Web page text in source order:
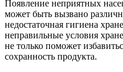
Появление неприятных
может быть вызвано
недостаточная гигиена
неправильные условия
не только поможет
сохранность продукта.